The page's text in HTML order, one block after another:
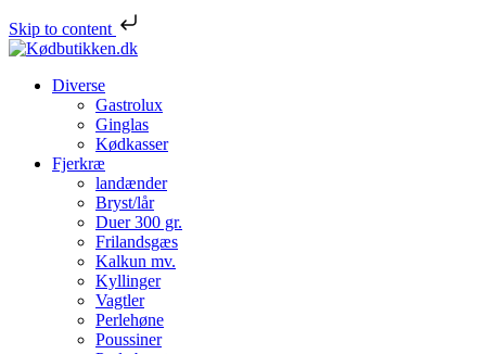
Skip to content
Diverse
Gastrolux
Ginglas
Kødkasser
Fjerkræ
landænder
Bryst/lår
Duer 300 gr.
Frilandsgæs
Kalkun mv.
Kyllinger
Vagtler
Perlehøne
Poussiner